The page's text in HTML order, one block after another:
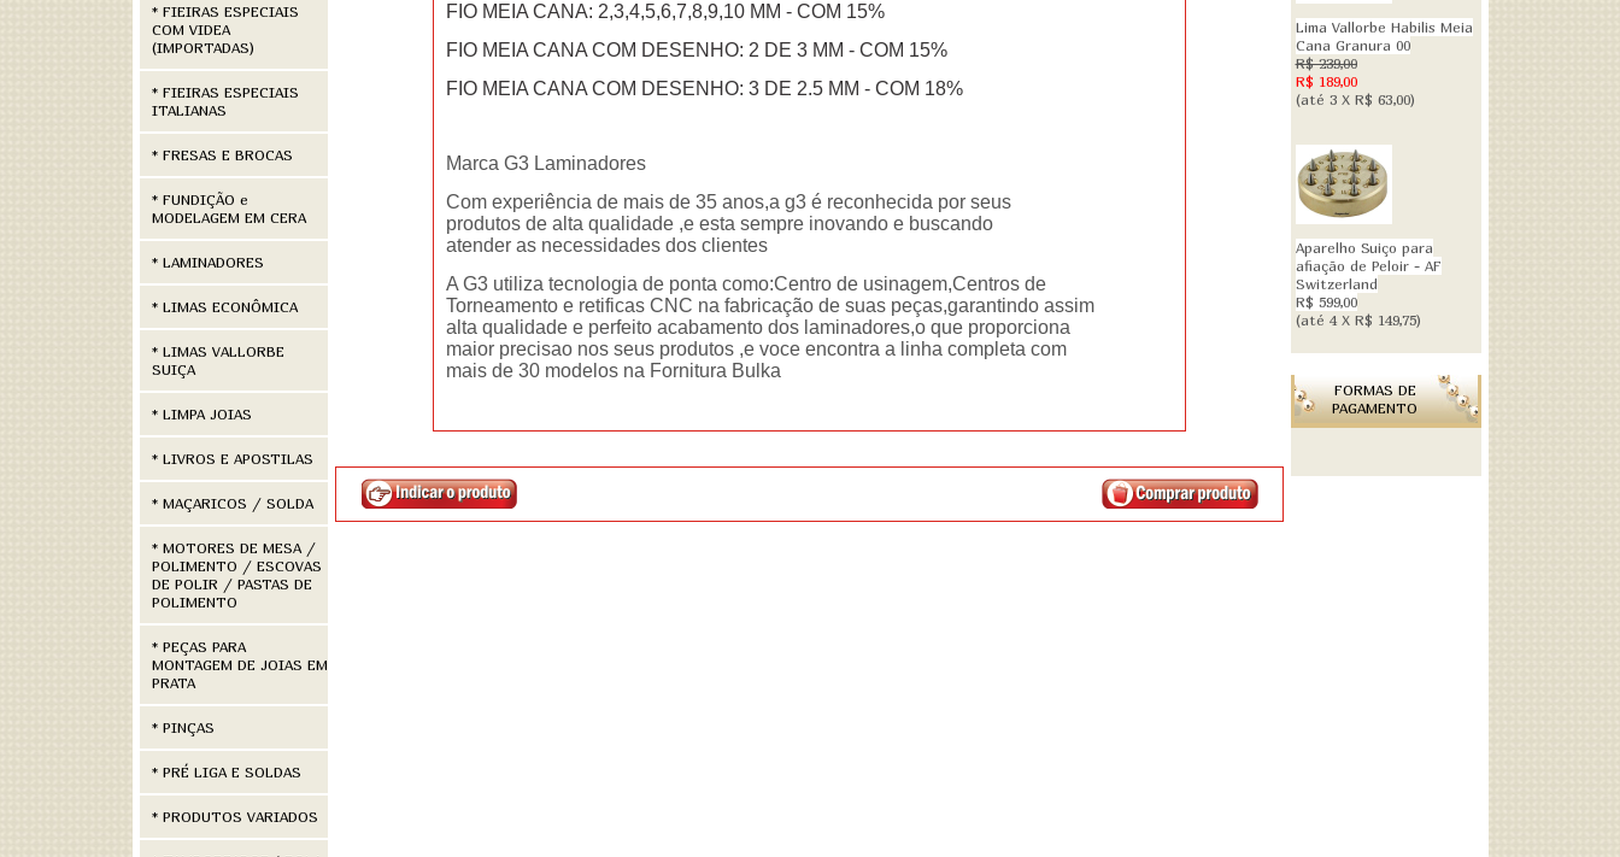
* FIEIRAS ESPECIAIS
COM VIDEA
(IMPORTADAS)
* FIEIRAS ESPECIAIS
ITALIANAS
* FRESAS E BROCAS
* FUNDIÇÃO e
MODELAGEM EM CERA
* LAMINADORES
* LIMAS ECONÔMICA
* LIMAS VALLORBE
SUIÇA
* LIMPA JOIAS
* LIVROS E APOSTILAS
* MAÇARICOS / SOLDA
* MOTORES DE MESA /
POLIMENTO / ESCOVAS
DE POLIR / PASTAS DE
POLIMENTO
* PEÇAS PARA
MONTAGEM DE JOIAS EM
PRATA
* PINÇAS
* PRÉ LIGA E SOLDAS
* PRODUTOS VARIADOS
FIO MEIA CANA: 2,3,4,5,6,7,8,9,10 MM - COM 15%
FIO MEIA CANA COM DESENHO: 2 DE 3 MM - COM 15%
FIO MEIA CANA COM DESENHO: 3 DE 2.5 MM - COM 18%
Marca G3 Laminadores
Com experiência de mais de 35 anos,a g3 é reconhecida por seus
produtos de alta qualidade ,e esta sempre inovando e buscando
atender as necessidades dos clientes
A G3 utiliza tecnologia de ponta como:Centro de usinagem,Centros de
Torneamento e retificas CNC na fabricação de suas peças,garantindo assim
alta qualidade e perfeito acabamento dos laminadores,o que proporciona
maior precisao nos seus produtos ,e voce encontra a linha completa com
mais de 30 modelos na Fornitura Bulka
Lima Vallorbe Habilis Meia
Cana Granura 00
R$ 239,00
R$ 189,00
(até 3 X R$ 63,00)
Aparelho Suiço para
afiação de Peloir - AF
Switzerland
R$ 599,00
(até 4 X R$ 149,75)
FORMAS DE
PAGAMENTO